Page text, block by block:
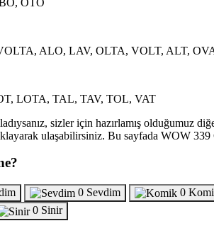
ALO, LAV, OLTA, VOLT, ALT,
LOTA, TAL, TAV, TOL, VAT
sizler için hazırlamış olduğumuz
ulaşabilirsiniz. Bu sayfada WOW 339
0 Sevdim 0
0 Sinir